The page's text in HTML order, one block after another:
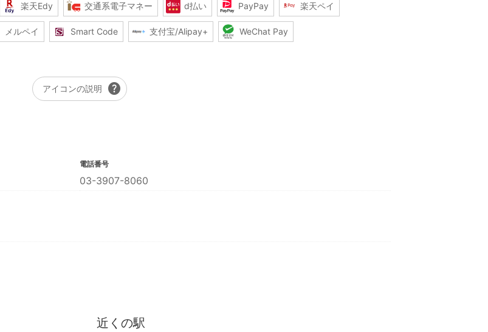
楽天Edy 交通系電子マネー d払い PayPay 楽天ペイ
メルペイ Smart Code 支付宝/Alipay+ WeChat Pay
アイコンの説明 help
電話番号
03-3907-8060
近くの駅